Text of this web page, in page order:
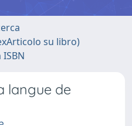
su libro)
langue de